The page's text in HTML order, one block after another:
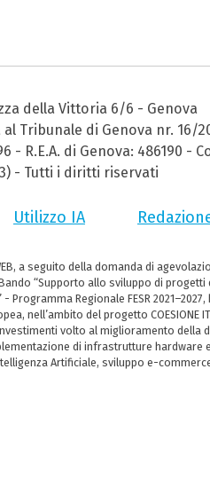
della Vittoria 6/6 - Genova
Tribunale di Genova nr. 16/
R.E.A. di Genova: 486190 -
- Tutti i diritti riservati
Utilizzo IA
WEB, a seguito della domanda di
“Supporto allo sviluppo di
Programma Regionale FESR
nell’ambito del progetto COESIONE
volto al miglioramento della
di infrastrutture hardware
Artificiale, sviluppo e-